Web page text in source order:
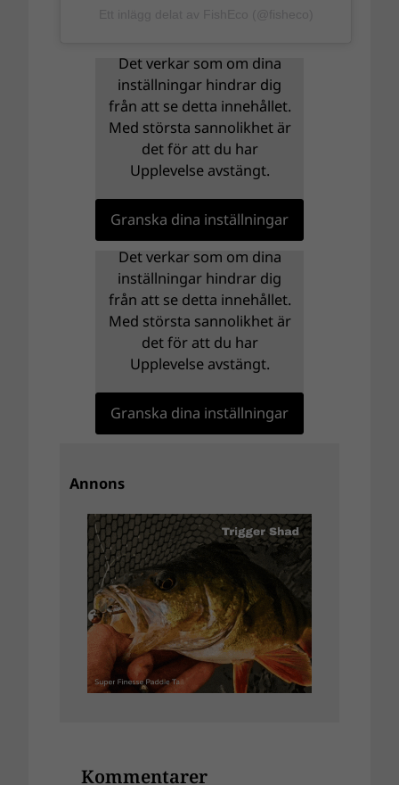
Det verkar som om dina
inställningar hindrar dig
från att se detta innehållet.
Med största sannolikhet är
det för att du har
Upplevelse avstängt.
Granska dina inställningar
Det verkar som om dina
inställningar hindrar dig
från att se detta innehållet.
Med största sannolikhet är
det för att du har
Upplevelse avstängt.
Granska dina inställningar
Annons
Kommentarer